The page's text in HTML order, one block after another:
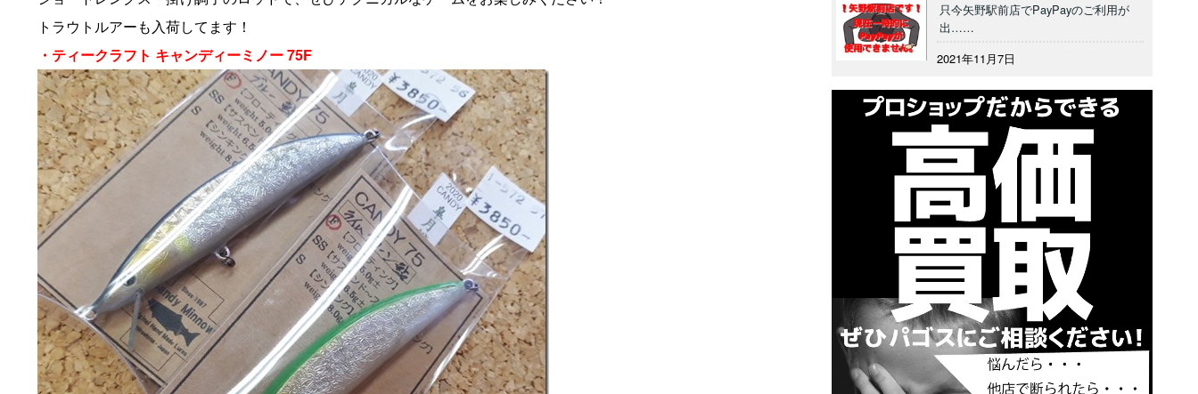
トラウトルアーも入荷してます！
・ティークラフト キャンディーミノー 75F
只今矢野駅前店でPayPayのご利用が
出……
2021年11月7日